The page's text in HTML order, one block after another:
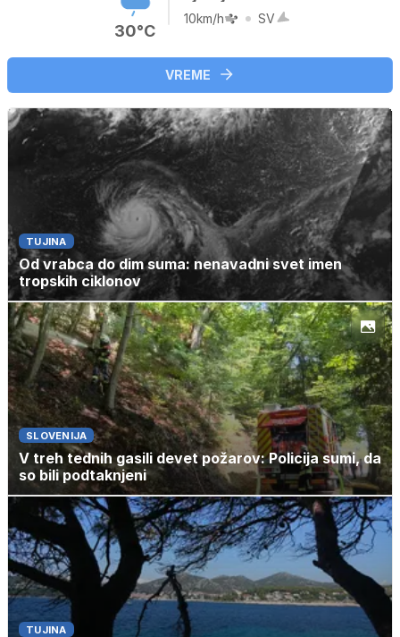
30°C
10km/h SV
VREME
TUJINA
Od vrabca do dim suma: nenavadni svet imen
tropskih ciklonov
SLOVENIJA
V treh tednih gasili devet požarov: Policija sumi, da
so bili podtaknjeni
TUJINA